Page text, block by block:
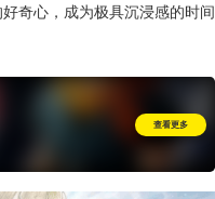
奇心，成为极具沉浸感的时间
查看更多